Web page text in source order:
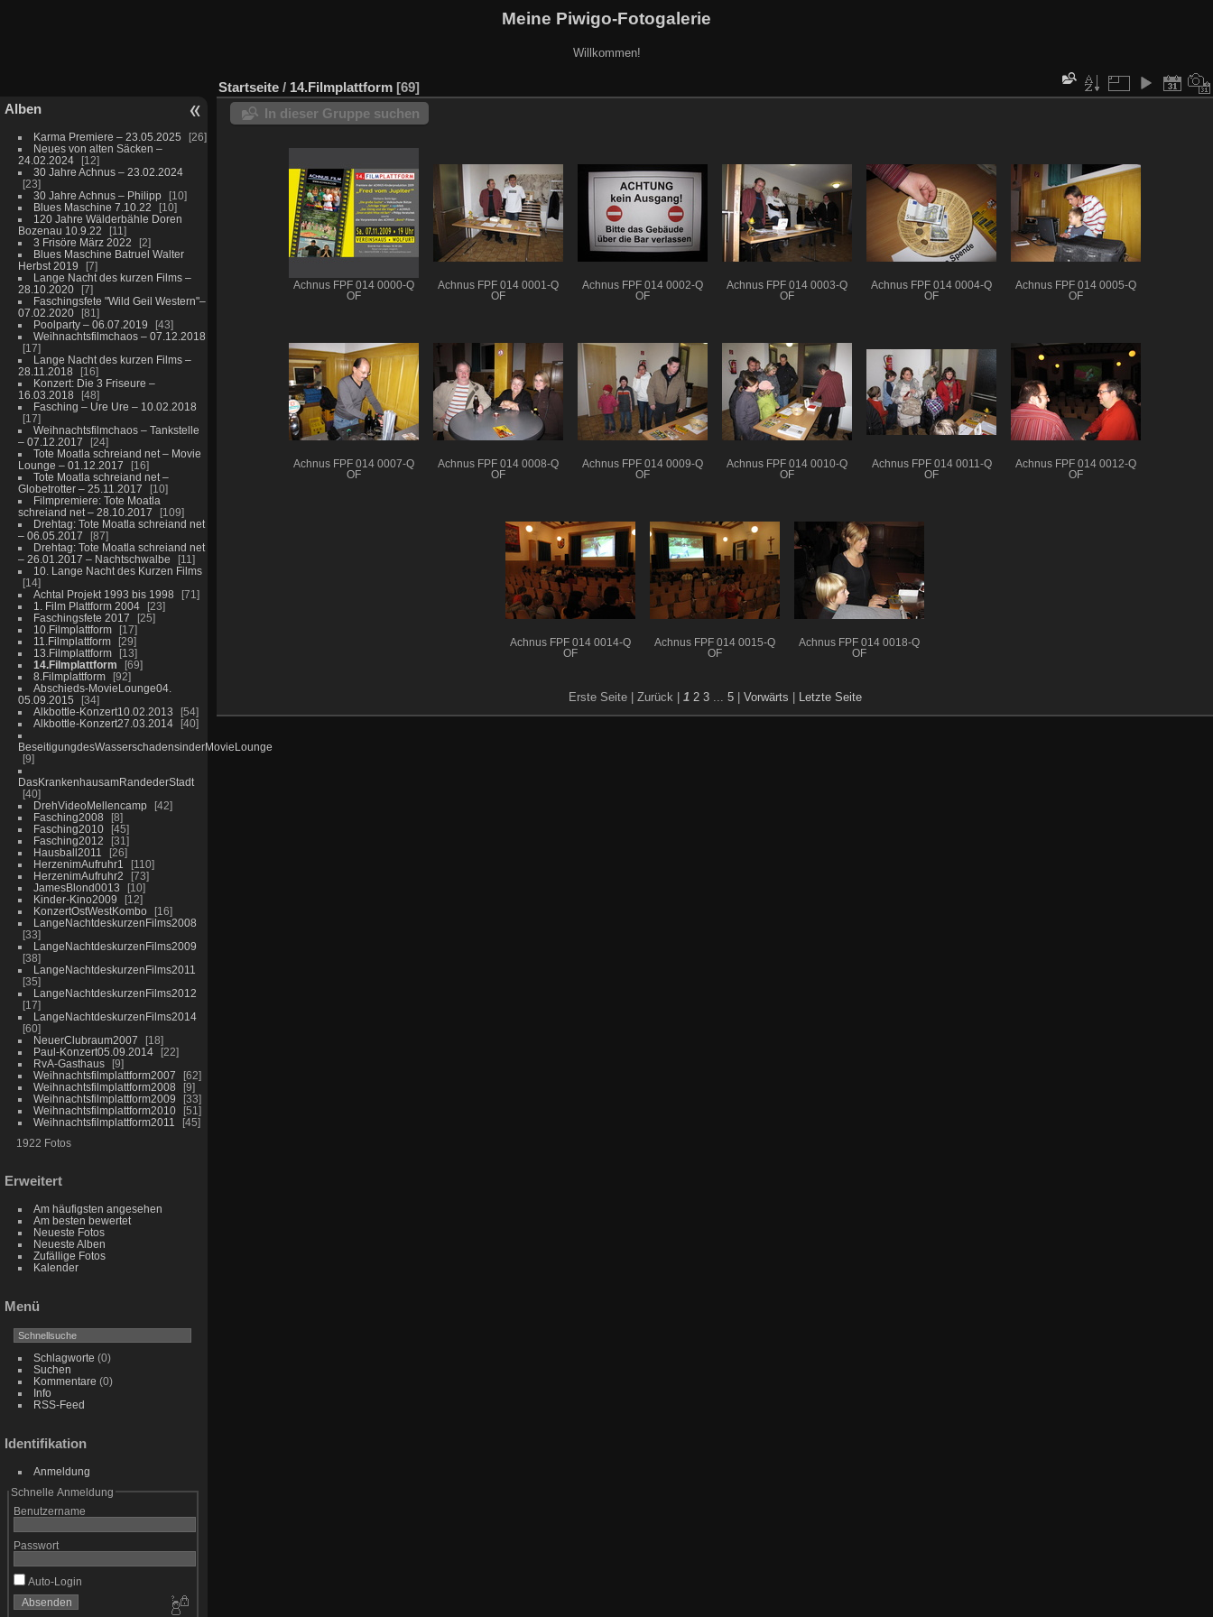
Meine Piwigo-Fotogalerie
Willkommen!
Alben
Karma Premiere – 23.05.2025
26
Neues von alten Säcken –
24.02.2024
12
30 Jahre Achnus – 23.02.2024
23
30 Jahre Achnus – Philipp
10
Blues Maschine 7.10.22
10
120 Jahre Wälderbähle Doren
Bozenau 10.9.22
11
3 Frisöre März 2022
2
Blues Maschine Batruel Walter
Herbst 2019
7
Lange Nacht des kurzen Films –
28.10.2020
7
Faschingsfete "Wild Geil Western"–
07.02.2020
81
Poolparty – 06.07.2019
43
Weihnachtsfilmchaos – 07.12.2018
17
Lange Nacht des kurzen Films –
28.11.2018
16
Konzert: Die 3 Friseure –
16.03.2018
48
Fasching – Ure Ure – 10.02.2018
17
Weihnachtsfilmchaos – Tankstelle
– 07.12.2017
24
Tote Moatla schreiand net – Movie
Lounge – 01.12.2017
16
Tote Moatla schreiand net –
Globetrotter – 25.11.2017
10
Filmpremiere: Tote Moatla
schreiand net – 28.10.2017
109
Drehtag: Tote Moatla schreiand net
– 06.05.2017
87
Drehtag: Tote Moatla schreiand net
– 26.01.2017 – Nachtschwalbe
11
10. Lange Nacht des Kurzen Films
14
Achtal Projekt 1993 bis 1998
71
1. Film Plattform 2004
23
Faschingsfete 2017
25
10.Filmplattform
17
11.Filmplattform
29
13.Filmplattform
13
14.Filmplattform
69
8.Filmplattform
92
Abschieds-MovieLounge04.
05.09.2015
34
Alkbottle-Konzert10.02.2013
54
Alkbottle-Konzert27.03.2014
40
BeseitigungdesWasserschadensinderMovieLounge
9
DasKrankenhausamRandederStadt
40
DrehVideoMellencamp
42
Fasching2008
8
Fasching2010
45
Fasching2012
31
Hausball2011
26
HerzenimAufruhr1
110
HerzenimAufruhr2
73
JamesBlond0013
10
Kinder-Kino2009
12
KonzertOstWestKombo
16
LangeNachtdeskurzenFilms2008
33
LangeNachtdeskurzenFilms2009
38
LangeNachtdeskurzenFilms2011
35
LangeNachtdeskurzenFilms2012
17
LangeNachtdeskurzenFilms2014
60
NeuerClubraum2007
18
Paul-Konzert05.09.2014
22
RvA-Gasthaus
9
Weihnachtsfilmplattform2007
62
Weihnachtsfilmplattform2008
9
Weihnachtsfilmplattform2009
33
Weihnachtsfilmplattform2010
51
Weihnachtsfilmplattform2011
45
1922 Fotos
Erweitert
Am häufigsten angesehen
Am besten bewertet
Neueste Fotos
Neueste Alben
Zufällige Fotos
Kalender
Menü
Schlagworte (0)
Suchen
Kommentare (0)
Info
RSS-Feed
Identifikation
Anmeldung
Schnelle Anmeldung
Benutzername
Passwort
Auto-Login
Startseite / 14.Filmplattform 69
In dieser Gruppe suchen
Achnus FPF 014 0000-Q
OF
Achnus FPF 014 0001-Q
OF
Achnus FPF 014 0002-Q
OF
Achnus FPF 014 0003-Q
OF
Achnus FPF 014 0004-Q
OF
Achnus FPF 014 0005-Q
OF
Achnus FPF 014 0007-Q
OF
Achnus FPF 014 0008-Q
OF
Achnus FPF 014 0009-Q
OF
Achnus FPF 014 0010-Q
OF
Achnus FPF 014 0011-Q
OF
Achnus FPF 014 0012-Q
OF
Achnus FPF 014 0014-Q
OF
Achnus FPF 014 0015-Q
OF
Achnus FPF 014 0018-Q
OF
Erste Seite | Zurück | 1 2 3... 5 Vorwärts Letzte Seite